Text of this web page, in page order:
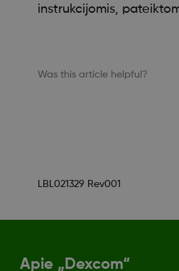
instrukcijomis,
Was this article helpful?
LBL021329 Rev001
Apie „Dexcom“